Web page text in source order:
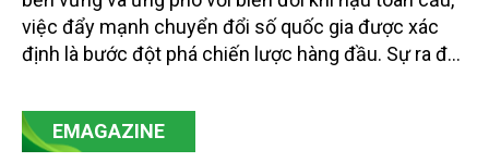
việc đẩy mạnh chuyển đổi số quốc gia được xác
định là bước đột phá chiến lược hàng đầu. Sự ra đời
mạnh mẽ, thúc đẩy quá trình cải cách toàn diện,
minh bạch hóa chuỗi cung ứng và nâng cao hiệu
EMAGAZINE